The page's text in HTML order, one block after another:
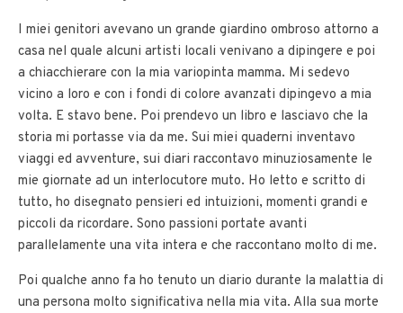
I miei genitori avevano un grande giardino ombroso attorno a
casa nel quale alcuni artisti locali venivano a dipingere e poi
a chiacchierare con la mia variopinta mamma. Mi sedevo
vicino a loro e con i fondi di colore avanzati dipingevo a mia
volta. E stavo bene. Poi prendevo un libro e lasciavo che la
storia mi portasse via da me. Sui miei quaderni inventavo
viaggi ed avventure, sui diari raccontavo minuziosamente le
mie giornate ad un interlocutore muto. Ho letto e scritto di
tutto, ho disegnato pensieri ed intuizioni, momenti grandi e
piccoli da ricordare. Sono passioni portate avanti
parallelamente una vita intera e che raccontano molto di me.
Poi qualche anno fa ho tenuto un diario durante la malattia di
una persona molto significativa nella mia vita. Alla sua morte